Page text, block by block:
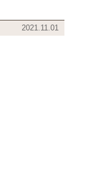
2021.11.01